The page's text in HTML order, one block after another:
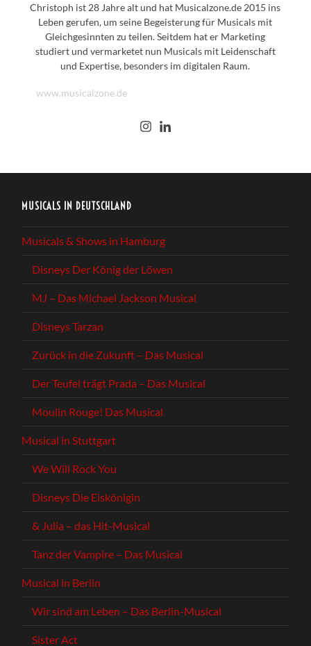
Christoph ist 28 Jahre alt und hat Musicalzone.de 2015 ins
Leben gerufen, um seine Begeisterung für Musicals mit
Gleichgesinnten zu teilen. Seitdem hat er Marketing
studiert und vermarketet nun Musicals mit Leidenschaft
und Expertise, besonders im digitalen Raum.
www.musicalzone.de
MUSICALS IN DEUTSCHLAND
Musicals & Shows in Hamburg
Disneys Der König der Löwen
MJ – Das Michael Jackson Musical
Disneys Tarzan
Zurück in die Zukunft – Das Musical
Der Teufel trägt Prada – Das Musical
Moulin Rouge! Das Musical
Musical in Stuttgart
We Will Rock You
Disneys Die Eiskönigin
& Julia – das Hit-Musical
Tanz der Vampire – Das Musical
Musical in Berlin
Wir sind am Leben – Das Berlin-Musical
Sister Act